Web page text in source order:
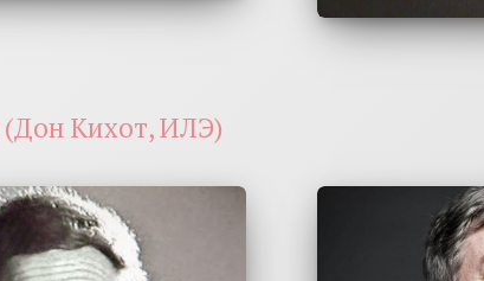
(Дон Кихот, ИЛЭ)